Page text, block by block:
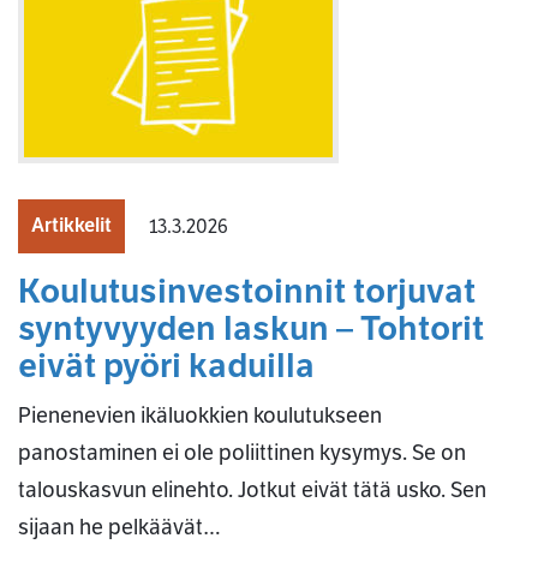
Artikkelit 13.3.2026
Koulutusinvestoinnit torjuvat
syntyvyyden laskun – Tohtorit
eivät pyöri kaduilla
Pienenevien ikäluokkien koulutukseen
panostaminen ei ole poliittinen kysymys. Se on
talouskasvun elinehto. Jotkut eivät tätä usko. Sen
sijaan he pelkäävät…